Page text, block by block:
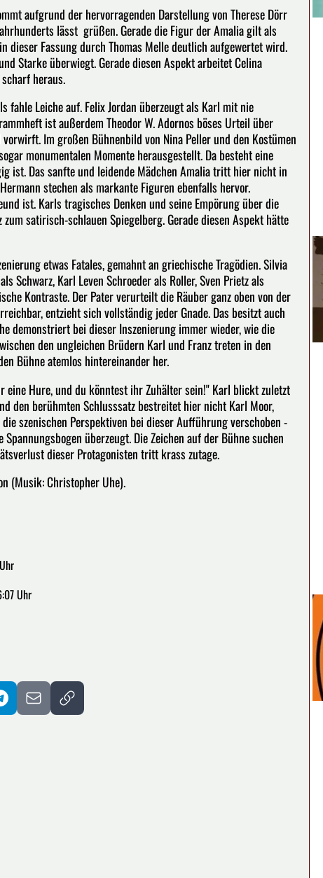
aufgrund der hervorragenden Darstellung von Therese Dörr
lässt grüßen. Gerade die Figur der Amalia gilt als
Fassung durch Thomas Melle deutlich aufgewertet wird.
Starke überwiegt. Gerade diesen Aspekt arbeitet Celina
heraus.
Leiche auf. Felix Jordan überzeugt als Karl mit nie
ist außerdem Theodor W. Adornos böses Urteil über
Im großen Bühnenbild von Nina Peller und den Kostümen
monumentalen Momente herausgestellt. Da besteht eine
ist. Das sanfte und leidende Mädchen Amalia tritt hier nicht in
stechen als markante Figuren ebenfalls hervor.
ist. Karls tragisches Denken und seine Empörung über die
satirisch-schlauen Spiegelberg. Gerade diesen Aspekt hätte
etwas Fatales, gemahnt an griechische Tragödien. Silvia
Schwarz, Karl Leven Schroeder als Roller, Sven Prietz als
Kontraste. Der Pater verurteilt die Räuber ganz oben von der
entzieht sich vollständig jeder Gnade. Das besitzt auch
demonstriert bei dieser Inszenierung immer wieder, wie die
den ungleichen Brüdern Karl und Franz treten in den
Bühne atemlos hintereinander her.
Hure, und du könntest ihr Zuhälter sein!" Karl blickt zuletzt
den berühmten Schlusssatz bestreitet hier nicht Karl Moor,
szenischen Perspektiven bei dieser Aufführung verschoben -
überzeugt. Die Zeichen auf der Bühne suchen
dieser Protagonisten tritt krass zutage.
(Musik: Christopher Uhe).
Uhr